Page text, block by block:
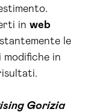
in web
le
in
Gorizia